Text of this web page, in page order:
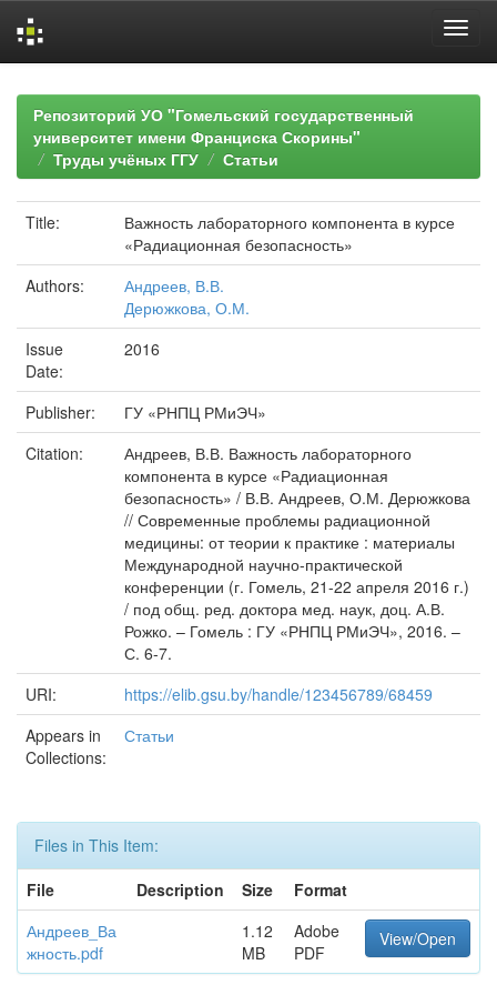
navigationРепозиторий УО "Гомельский государственный
университет имени Франциска Скорины"
Труды учёных ГГУ
Статьи
Title:
Важность лабораторного компонента в курсе
«Радиационная безопасность»
Authors:
Андреев, В.В.
Дерюжкова, О.М.
Issue
Date:
2016
Publisher:
ГУ «РНПЦ РМиЭЧ»
Citation:
Андреев, В.В. Важность лабораторного
компонента в курсе «Радиационная
безопасность» / В.В. Андреев, О.М. Дерюжкова
// Современные проблемы радиационной
медицины: от теории к практике : материалы
Международной научно-практической
конференции (г. Гомель, 21-22 апреля 2016 г.)
/ под общ. ред. доктора мед. наук, доц. А.В.
Рожко. – Гомель : ГУ «РНПЦ РМиЭЧ», 2016. –
С. 6-7.
URI:
https://elib.gsu.by/handle/123456789/68459
Appears in
Collections:
Статьи
Files in This Item:
File
Description Size
Format
Андреев_Ва
жность.pdf
1.12
MB
Adobe
PDF
View/Open